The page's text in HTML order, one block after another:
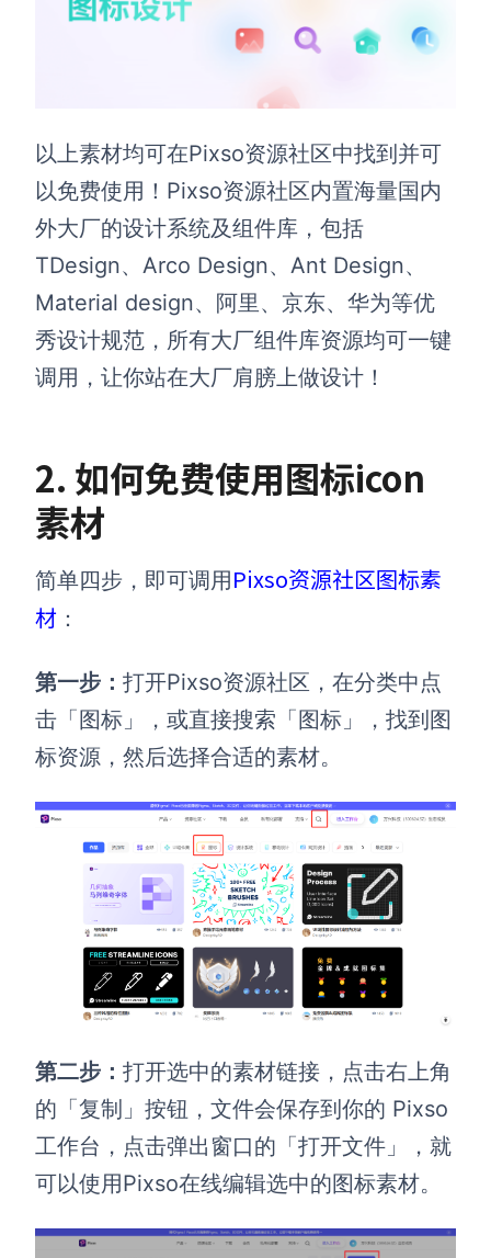
以上素材均可在Pixso资源社区中找到并可
以免费使用！Pixso资源社区内置海量国内
外大厂的设计系统及组件库，包括
TDesign、Arco Design、Ant Design、
Material design、阿里、京东、华为等优
秀设计规范，所有大厂组件库资源均可一键
调用，让你站在大厂肩膀上做设计！
2. 如何免费使用图标icon
素材
简单四步，即可调用Pixso资源社区图标素
材 ：
第一步： 打开Pixso资源社区，在分类中点
击「图标」，或直接搜索「图标」，找到图
标资源，然后选择合适的素材。
第二步： 打开选中的素材链接，点击右上角
的「复制」按钮，文件会保存到你的 Pixso
工作台，点击弹出窗口的「打开文件」，就
可以使用Pixso在线编辑选中的图标素材。